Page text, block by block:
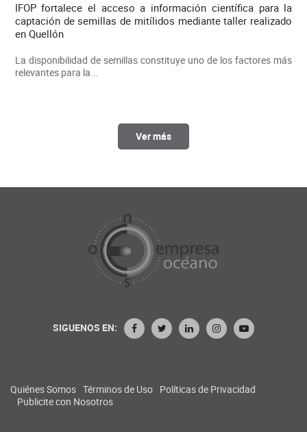
IFOP fortalece el acceso a información científica para la
captación de semillas de mitílidos mediante taller realizado
en Quellón
La disponibilidad de semillas constituye uno de los factores más
relevantes para la...
Ver más
SIGUENOS EN:
Quiénes Somos Términos de Uso Políticas de Privacidad
Publicite con Nosotros